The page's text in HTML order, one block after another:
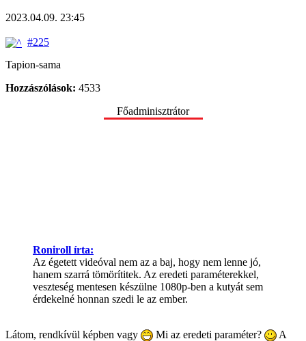
2023.04.09. 23:45
#225
Tapion-sama
Hozzászólások: 4533
Főadminisztrátor
Roniroll írta:
Az égetett videóval nem az a baj, hogy nem lenne jó,
hanem szarrá tömörítitek. Az eredeti paraméterekkel,
veszteség mentesen készülne 1080p-ben a kutyát sem
érdekelné honnan szedi le az ember.
Látom, rendkívül képben vagy Mi az eredeti paraméter?
A